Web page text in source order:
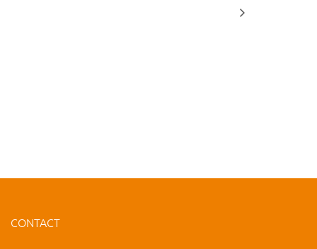
CONTACT